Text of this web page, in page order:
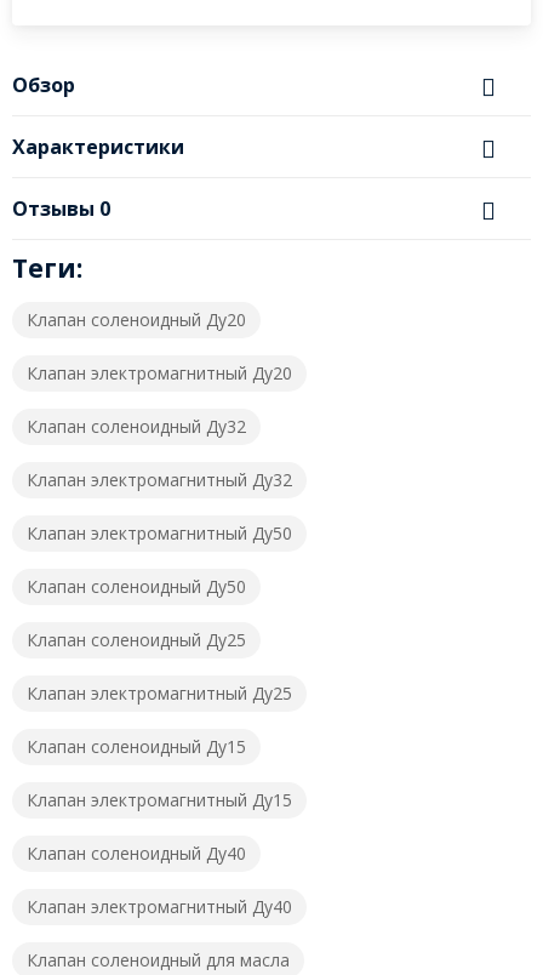
Обзор
Характеристики
Отзывы 0
Теги:
Клапан соленоидный Ду20
Клапан электромагнитный Ду20
Клапан соленоидный Ду32
Клапан электромагнитный Ду32
Клапан электромагнитный Ду50
Клапан соленоидный Ду50
Клапан соленоидный Ду25
Клапан электромагнитный Ду25
Клапан соленоидный Ду15
Клапан электромагнитный Ду15
Клапан соленоидный Ду40
Клапан электромагнитный Ду40
Клапан соленоидный для масла